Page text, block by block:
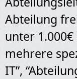
Abteilung
unter
mehrere
IT”,